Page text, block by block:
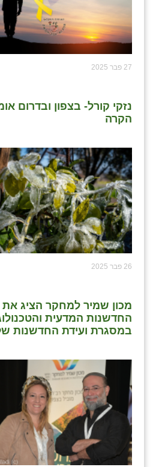
27 פבר 2025
נזקי קורל- בצפון ובדרום
הקרה
26 פבר 2025
מכון שמיר למחקר הציג את
החדשנות המדעית
במסגרת ועידת החדשנות של